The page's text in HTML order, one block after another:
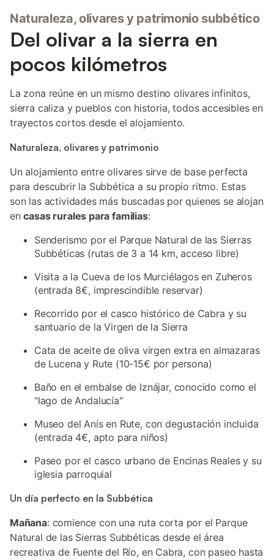
Naturaleza, olivares y patrimonio subbético
Del olivar a la sierra en
pocos kilómetros
La zona reúne en un mismo destino olivares infinitos,
sierra caliza y pueblos con historia, todos accesibles en
trayectos cortos desde el alojamiento.
Naturaleza, olivares y patrimonio
Un alojamiento entre olivares sirve de base perfecta
para descubrir la Subbética a su propio ritmo. Estas
son las actividades más buscadas por quienes se alojan
encasas rurales para familias:
Senderismo por el Parque Natural de las Sierras
Subbéticas (rutas de 3 a 14 km, acceso libre)
Visita a la Cueva de los Murciélagos en Zuheros
(entrada 8€, imprescindible reservar)
Recorrido por el casco histórico de Cabra y su
santuario de la Virgen de la Sierra
Cata de aceite de oliva virgen extra en almazaras
de Lucena y Rute (10-15€ por persona)
Baño en el embalse de Iznájar, conocido como el
"lago de Andalucía"
Museo del Anís en Rute, con degustación incluida
(entrada 4€, apto para niños)
Paseo por el casco urbano de Encinas Reales y su
iglesia parroquial
Un día perfecto en la Subbética
Mañana: comience con una ruta corta por el Parque
Natural de las Sierras Subbéticas desde el área
recreativa de Fuente del Río, en Cabra, con paseo hasta